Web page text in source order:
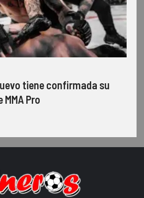
tiene confirmada su
Pro